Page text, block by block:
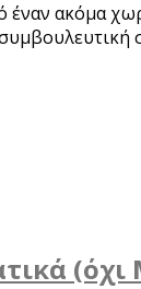
έναν ακόμα